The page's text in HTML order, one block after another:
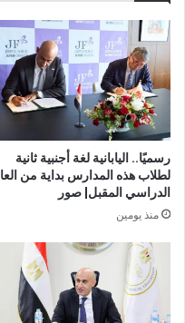
رسميًا.. اليابانية لغة أجنبية ثانية
لطلاب هذه المدارس بداية من
الدراسي المقبل| صور
منذ يومين